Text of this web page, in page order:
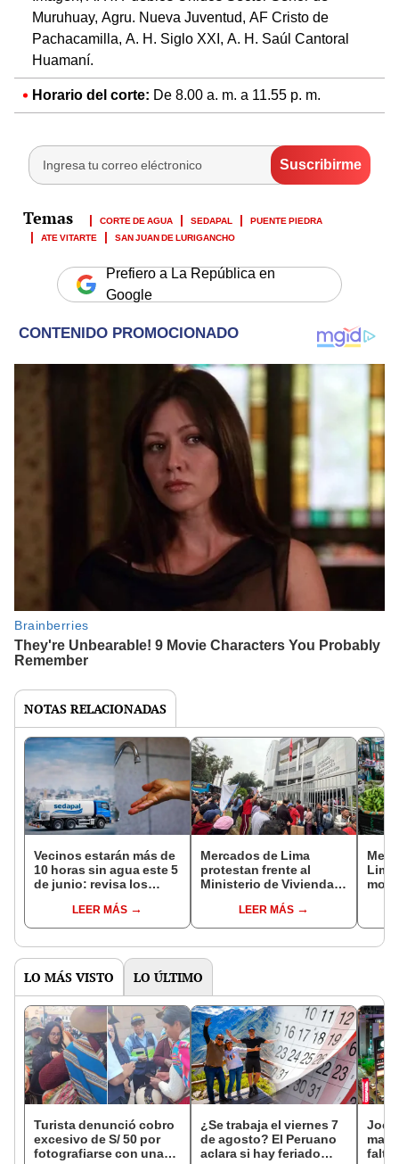
Muruhuay, Agru. Nueva Juventud, AF Cristo de
Pachacamilla, A. H. Siglo XXI, A. H. Saúl Cantoral
Huamaní.
Horario del corte: De 8.00 a. m. a 11.55 p. m.
CORTE DE AGUA SEDAPAL
PUENTE PIEDRA
ATE VITARTE
SAN JUAN DE LURIGANCHO
Prefiero a La República en
Google
NOTAS RELACIONADAS
Vecinos estarán más de
10 horas sin agua este 5
de junio: revisa los
según Sedapal
LEER MÁS
Mercados de Lima
protestan frente al
Ministerio de Vivienda
Sedapal: advierten
posible paro nacional
LEER MÁS
S/
LO MÁS VISTO LO ÚLTIMO
Turista denunció cobro
excesivo de S/ 50 por
fotografiarse con una
¿Se trabaja el viernes 7
de agosto? El Peruano
aclara si hay feriado
falta